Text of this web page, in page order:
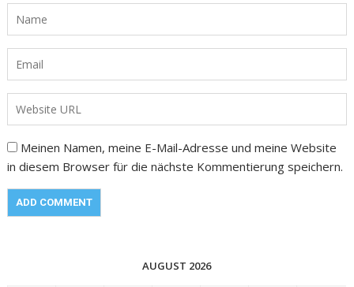
Meinen Namen, meine E-Mail-Adresse und meine Website
in diesem Browser für die nächste Kommentierung speichern.
AUGUST 2026